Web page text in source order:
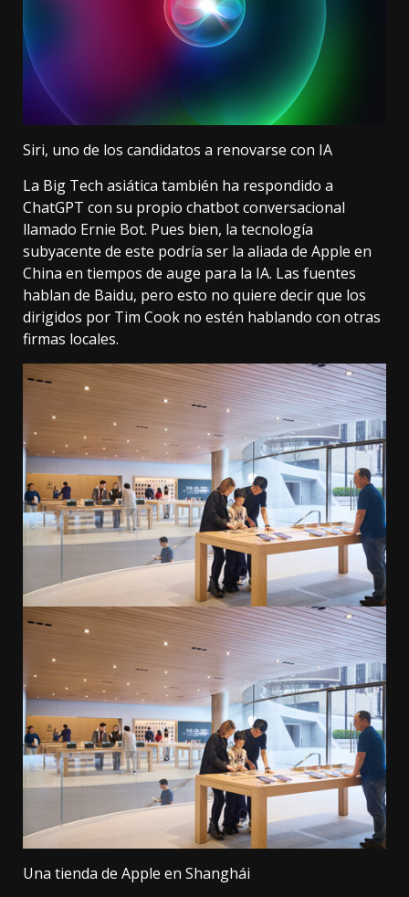
Siri, uno de los candidatos a renovarse con IA
La Big Tech asiática también ha respondido a
ChatGPT con su propio chatbot conversacional
llamado Ernie Bot. Pues bien, la tecnología
subyacente de este podría ser la aliada de Apple en
China en tiempos de auge para la IA. Las fuentes
hablan de Baidu, pero esto no quiere decir que los
dirigidos por Tim Cook no estén hablando con otras
firmas locales.
Una tienda de Apple en Shanghái